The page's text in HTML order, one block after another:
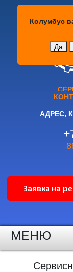
Колумбус
Да
АДРЕС,
МЕНЮ